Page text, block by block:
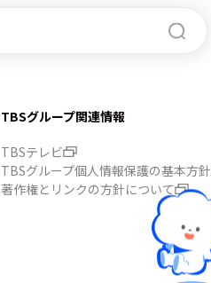
TBSグループ関連情報
TBSテレビ
TBSグループ個人情報保護の基本方針
著作権とリンクの方針について